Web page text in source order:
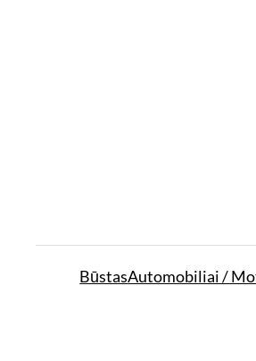
BūstasAutomobiliai /